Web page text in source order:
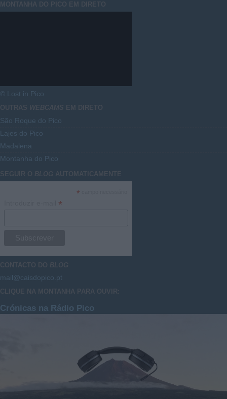
MONTANHA DO PICO EM DIRETO
© Lost in Pico
OUTRAS WEBCAMS EM DIRETO
São Roque do Pico
Lajes do Pico
Madalena
Montanha do Pico
SEGUIR O BLOG AUTOMATICAMENTE
*
*
CONTACTO DO BLOG
mail@caisdopico.pt
CLIQUE NA MONTANHA PARA OUVIR:
Crónicas na Rádio Pico